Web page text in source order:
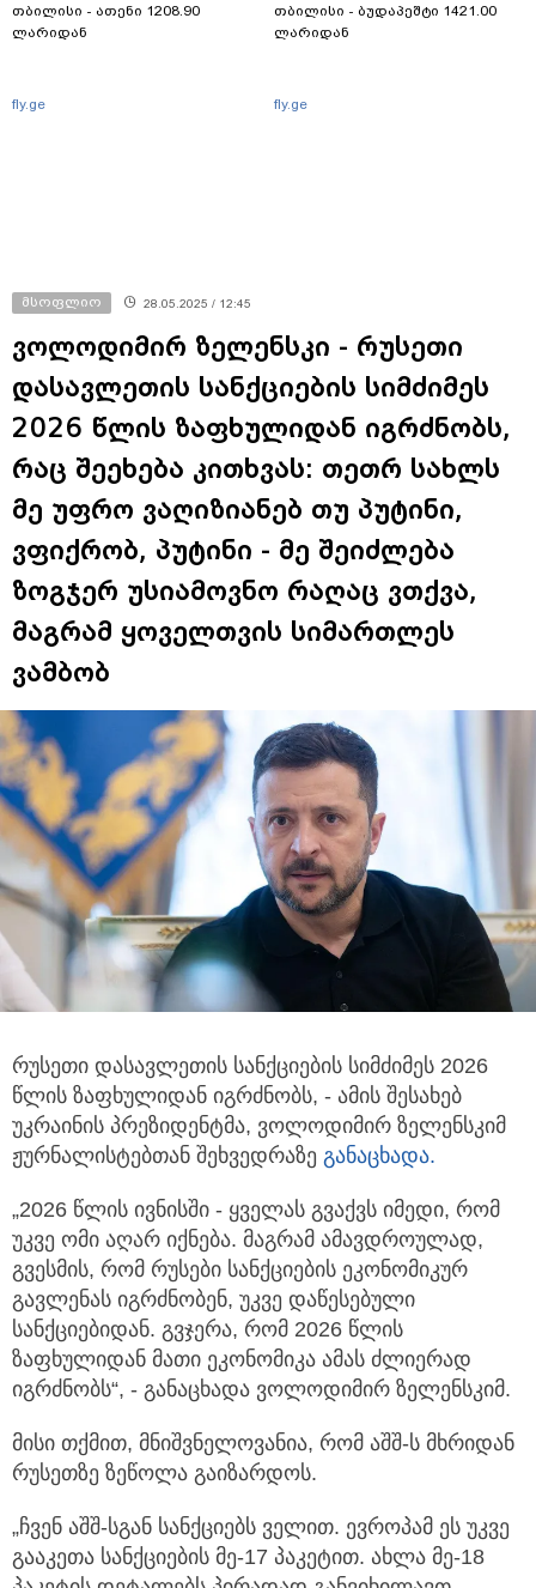
თბილისი - ათენი 1208.90
ლარიდან
fly.ge
თბილისი - ბუდაპეშტი 1421.00
ლარიდან
fly.ge
მსოფლიო 28.05.2025 / 12:45
ვოლოდიმირ ზელენსკი - რუსეთი
დასავლეთის სანქციების სიმძიმეს
2026 წლის ზაფხულიდან იგრძნობს,
რაც შეეხება კითხვას: თეთრ სახლს
მე უფრო ვაღიზიანებ თუ პუტინი,
ვფიქრობ, პუტინი - მე შეიძლება
ზოგჯერ უსიამოვნო რაღაც ვთქვა,
მაგრამ ყოველთვის სიმართლეს
ვამბობ
რუსეთი დასავლეთის სანქციების სიმძიმეს 2026
წლის ზაფხულიდან იგრძნობს, - ამის შესახებ
უკრაინის პრეზიდენტმა, ვოლოდიმირ ზელენსკიმ
ჟურნალისტებთან შეხვედრაზე განაცხადა.
„2026 წლის ივნისში - ყველას გვაქვს იმედი, რომ
უკვე ომი აღარ იქნება. მაგრამ ამავდროულად,
გვესმის, რომ რუსები სანქციების ეკონომიკურ
გავლენას იგრძნობენ, უკვე დაწესებული
სანქციებიდან. გვჯერა, რომ 2026 წლის
ზაფხულიდან მათი ეკონომიკა ამას ძლიერად
იგრძნობს“, - განაცხადა ვოლოდიმირ ზელენსკიმ.
მისი თქმით, მნიშვნელოვანია, რომ აშშ-ს მხრიდან
რუსეთზე ზეწოლა გაიზარდოს.
„ჩვენ აშშ-სგან სანქციებს ველით. ევროპამ ეს უკვე
გააკეთა სანქციების მე-17 პაკეტით. ახლა მე-18